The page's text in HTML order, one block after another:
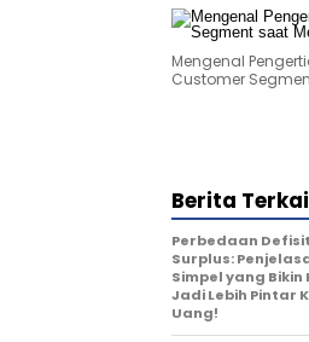
Mengenal
Customer
Berita
Perbedaan
Surplus:
Simpel yang Bikin
Jadi Lebih Pintar
Uang!